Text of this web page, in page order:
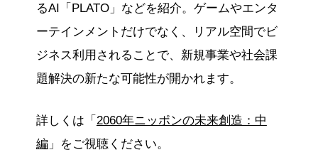
るAI「PLATO」などを紹介。ゲームやエンタ
ーテインメントだけでなく、リアル空間でビ
ジネス利用されることで、新規事業や社会課
題解決の新たな可能性が開かれます。
詳しくは「 2060年ニッポンの未来創造：中
編 」をご視聴ください。